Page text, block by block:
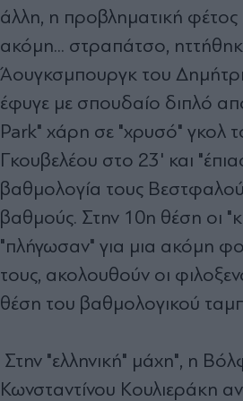
άλλη, η προβληματική
ακόμη... στραπάτσο,
Άουγκσμπουργκ του
έφυγε με σπουδαίο διπλό
Park" χάρη σε "χρυσό" γκολ
Γκουβελέου στο 23' και
βαθμολογία τους
βαθμούς. Στην 10η θέση οι
"πλήγωσαν" για μια ακόμη
τους, ακολουθούν οι
θέση του βαθμολογικού
Στην "ελληνική" μάχη", η
Κωνσταντίνου Κουλιεράκη